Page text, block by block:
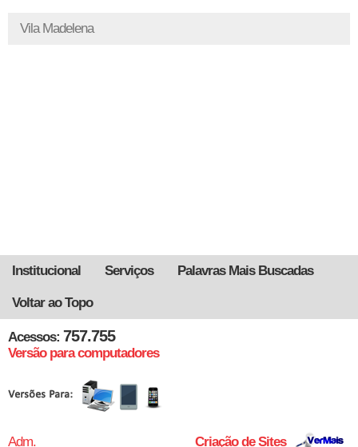
Vila Madelena
Institucional Serviços Palavras Mais Buscadas
Voltar ao Topo
Acessos: 757.755
Versão para computadores
Adm. Criação de Sites